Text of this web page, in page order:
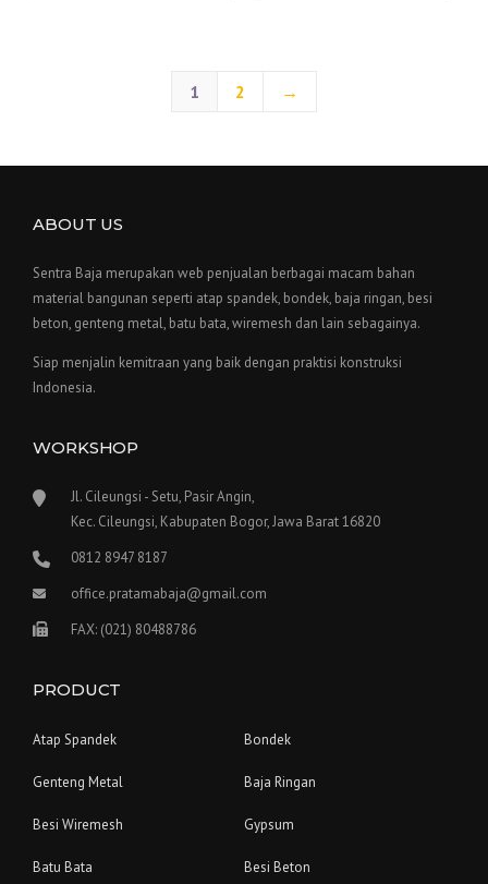
1 2 →
ABOUT US
Sentra Baja merupakan web penjualan berbagai macam bahan
material bangunan seperti atap spandek, bondek, baja ringan, besi
beton, genteng metal, batu bata, wiremesh dan lain sebagainya.
Siap menjalin kemitraan yang baik dengan praktisi konstruksi
Indonesia.
WORKSHOP
Jl. Cileungsi - Setu, Pasir Angin,
Kec. Cileungsi, Kabupaten Bogor, Jawa Barat 16820
0812 8947 8187
office.pratamabaja@gmail.com
FAX: (021) 80488786
PRODUCT
Atap Spandek Bondek
Genteng Metal Baja Ringan
Besi Wiremesh Gypsum
Batu Bata Besi Beton